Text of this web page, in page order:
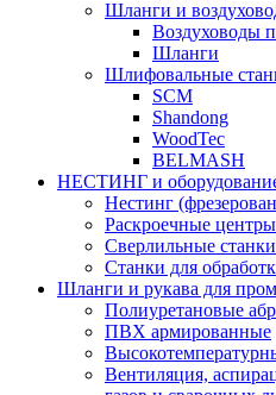
Шланги и
Воздуховоды
Шланги
Шлифовальные
SCM
Shandong
WoodTec
BELMASH
НЕСТИНГ и
Нестинг
Раскроечные
Сверлильные станки
Станки для
Шланги и рукава для
Полиуретановые
ПВХ армированные
Вентиляция,